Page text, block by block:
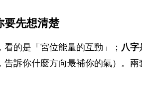
要先想清楚
的是「宮位能量的互動」； 八字
告訴你什麼方向最補你的氣）。兩